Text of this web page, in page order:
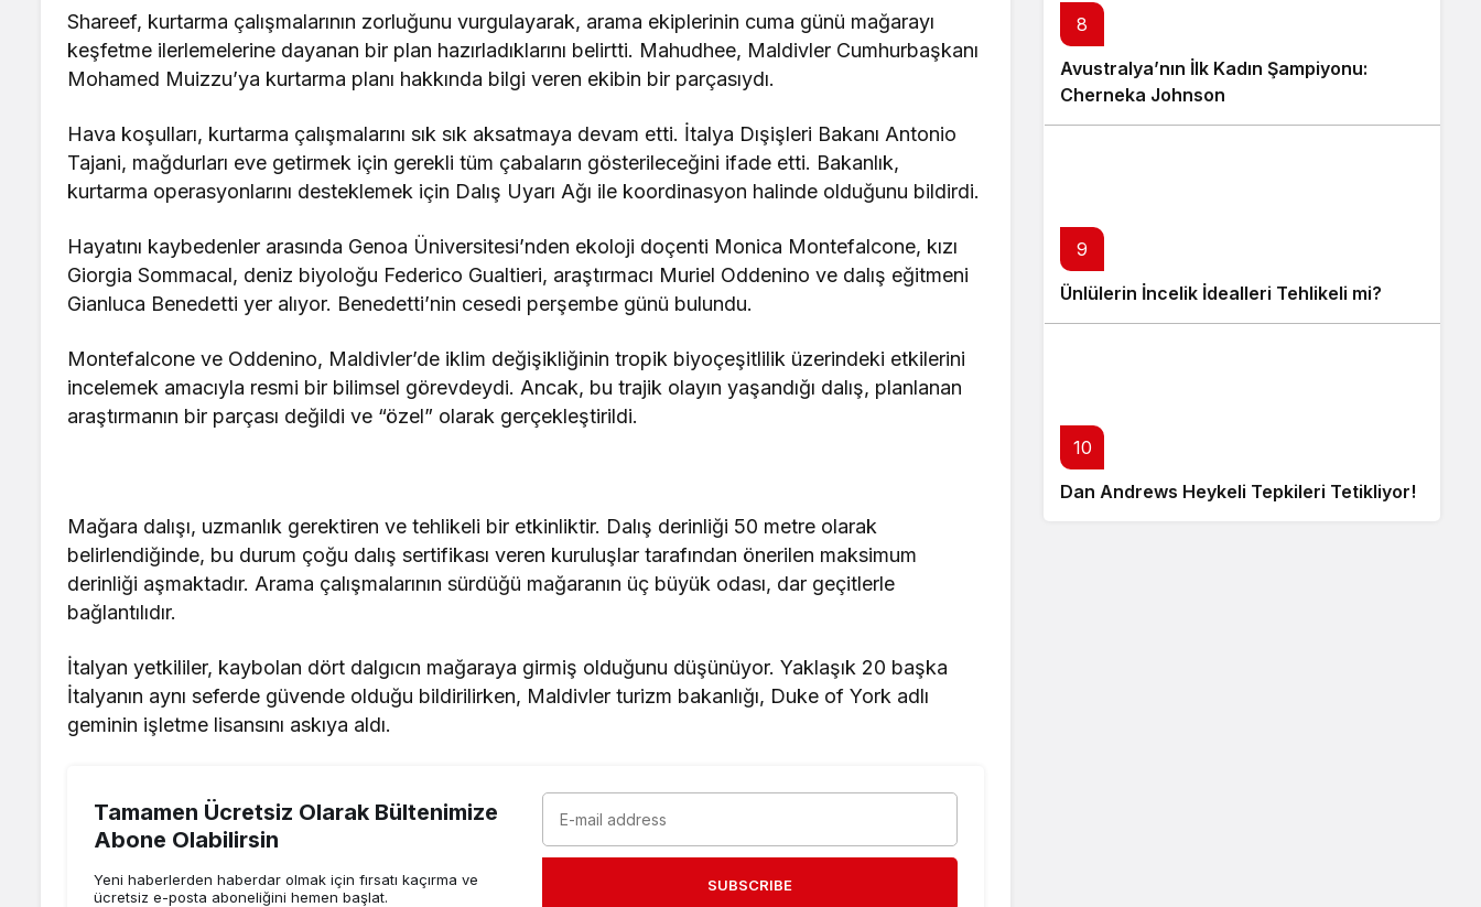
Shareef, kurtarma çalışmalarının zorluğunu vurgulayarak, arama ekiplerinin cuma günü mağarayı
keşfetme ilerlemelerine dayanan bir plan hazırladıklarını belirtti. Mahudhee, Maldivler Cumhurbaşkanı
Mohamed Muizzu’ya kurtarma planı hakkında bilgi veren ekibin bir parçasıydı.
Hava koşulları, kurtarma çalışmalarını sık sık aksatmaya devam etti. İtalya Dışişleri Bakanı Antonio
Tajani, mağdurları eve getirmek için gerekli tüm çabaların gösterileceğini ifade etti. Bakanlık,
kurtarma operasyonlarını desteklemek için Dalış Uyarı Ağı ile koordinasyon halinde olduğunu bildirdi.
Hayatını kaybedenler arasında Genoa Üniversitesi’nden ekoloji doçenti Monica Montefalcone, kızı
Giorgia Sommacal, deniz biyoloğu Federico Gualtieri, araştırmacı Muriel Oddenino ve dalış eğitmeni
Gianluca Benedetti yer alıyor. Benedetti’nin cesedi perşembe günü bulundu.
Montefalcone ve Oddenino, Maldivler’de iklim değişikliğinin tropik biyoçeşitlilik üzerindeki etkilerini
incelemek amacıyla resmi bir bilimsel görevdeydi. Ancak, bu trajik olayın yaşandığı dalış, planlanan
araştırmanın bir parçası değildi ve “özel” olarak gerçekleştirildi.
Mağara dalışı, uzmanlık gerektiren ve tehlikeli bir etkinliktir. Dalış derinliği 50 metre olarak
belirlendiğinde, bu durum çoğu dalış sertifikası veren kuruluşlar tarafından önerilen maksimum
derinliği aşmaktadır. Arama çalışmalarının sürdüğü mağaranın üç büyük odası, dar geçitlerle
bağlantılıdır.
İtalyan yetkililer, kaybolan dört dalgıcın mağaraya girmiş olduğunu düşünüyor. Yaklaşık 20 başka
İtalyanın aynı seferde güvende olduğu bildirilirken, Maldivler turizm bakanlığı, Duke of York adlı
geminin işletme lisansını askıya aldı.
Tamamen Ücretsiz Olarak Bültenimize
Abone Olabilirsin
Yeni haberlerden haberdar olmak için fırsatı kaçırma ve
ücretsiz e-posta aboneliğini hemen başlat.
SUBSCRIBE
8
Avustralya’nın İlk Kadın Şampiyonu:
Cherneka Johnson
9
Ünlülerin İncelik İdealleri Tehlikeli mi?
10
Dan Andrews Heykeli Tepkileri Tetikliyor!